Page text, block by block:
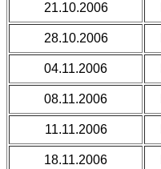
21.10.2006
28.10.2006
04.11.2006
08.11.2006
11.11.2006
18.11.2006